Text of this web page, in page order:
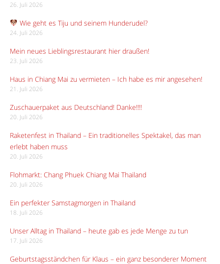
26. Juli 2026
Wie geht es Tiju und seinem Hunderudel?
24. Juli 2026
Mein neues Lieblingsrestaurant hier draußen!
23. Juli 2026
Haus in Chiang Mai zu vermieten – Ich habe es mir angesehen!
21. Juli 2026
Zuschauerpaket aus Deutschland! Danke!!!!
20. Juli 2026
Raketenfest in Thailand – Ein traditionelles Spektakel, das man
erlebt haben muss
20. Juli 2026
Flohmarkt: Chang Phuek Chiang Mai Thailand
20. Juli 2026
Ein perfekter Samstagmorgen in Thailand
18. Juli 2026
Unser Alltag in Thailand – heute gab es jede Menge zu tun
17. Juli 2026
Geburtstagsständchen für Klaus – ein ganz besonderer Moment